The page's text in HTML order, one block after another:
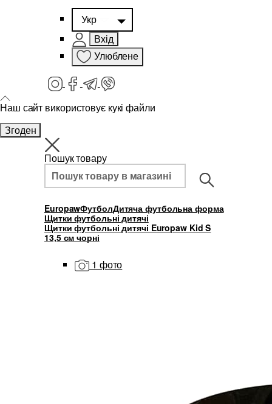
Укр
Вхід
Улюблене
Наш сайт використовує кукі файли
Згоден
Пошук товару
EuropawФутболДитяча футбольна форма
Щитки футбольні дитячі
Щитки футбольні дитячі Europaw Kid S
13,5 см чорні
1 фото